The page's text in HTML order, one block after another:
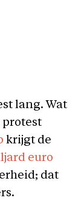
lang. Wat
krijgt de
euro
dat